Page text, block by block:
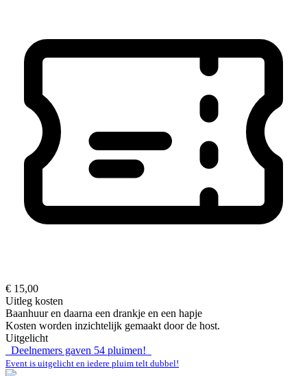
€ 15,00
Uitleg kosten
Baanhuur en daarna een drankje en een hapje
Kosten worden inzichtelijk gemaakt door de host.
Uitgelicht
Deelnemers gaven 54 pluimen!
Event is uitgelicht en iedere pluim telt dubbel!